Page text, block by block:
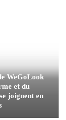
WeGoLook
et du
joignent en